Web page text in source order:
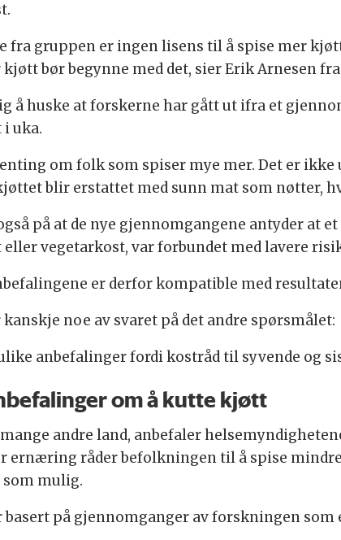
fra gruppen er ingen lisens til å spise mer
bør begynne med det, sier Erik Arnesen
å huske at forskerne har gått ut ifra et
uka.
om folk som spiser mye mer. Det er
blir erstattet med sunn mat som nøtter,
på at de nye gjennomgangene antyder at
vegetarkost, var forbundet med lavere
er derfor kompatible med
noe av svaret på det andre spørsmålet:
anbefalinger fordi kostråd til syvende og
om å kutte kjøtt
mange andre land, anbefaler
ernæring råder befolkningen til å spise
mulig.
basert på gjennomganger av forskningen